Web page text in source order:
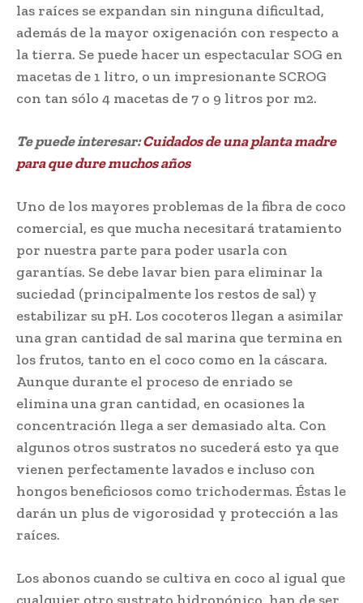
las raíces se expandan sin ninguna dificultad,
además de la mayor oxigenación con respecto a
la tierra. Se puede hacer un espectacular SOG en
macetas de 1 litro, o un impresionante SCROG
con tan sólo 4 macetas de 7 o 9 litros por m2.
Te puede interesar:Cuidados de una planta madre
para que dure muchos años
Uno de los mayores problemas de la fibra de coco
comercial, es que mucha necesitará tratamiento
por nuestra parte para poder usarla con
garantías. Se debe lavar bien para eliminar la
suciedad (principalmente los restos de sal) y
estabilizar su pH. Los cocoteros llegan a asimilar
una gran cantidad de sal marina que termina en
los frutos, tanto en el coco como en la cáscara.
Aunque durante el proceso de enriado se
elimina una gran cantidad, en ocasiones la
concentración llega a ser demasiado alta. Con
algunos otros sustratos no sucederá esto ya que
vienen perfectamente lavados e incluso con
hongos beneficiosos como trichodermas. Éstas le
darán un plus de vigorosidad y protección a las
raíces.
Los abonos cuando se cultiva en coco al igual que
cualquier otro sustrato hidropónico, han de ser